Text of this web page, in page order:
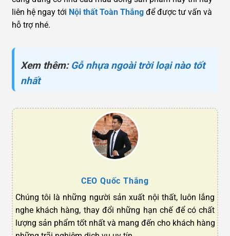
liên hệ ngay tới Nội thất Toàn Thắng để được tư vấn và
hỗ trợ nhé.
Xem thêm: Gỗ nhựa ngoài trời loại nào tốt
nhất
CEO Quốc Thắng
Chúng tôi là những người sản xuất nội thất, luôn lắng
nghe khách hàng, thay đổi những hạn chế để có chất
lượng sản phẩm tốt nhất và mang đến cho khách hàng